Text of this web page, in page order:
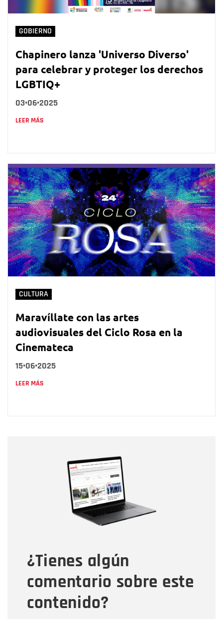
GOBIERNO
Chapinero lanza 'Universo Diverso'
para celebrar y proteger los derechos
LGBTIQ+
03•06•2025
LEER MÁS
CULTURA
Maravíllate con las artes
audiovisuales del Ciclo Rosa en la
Cinemateca
15•06•2025
LEER MÁS
¿Tienes algún
comentario sobre este
contenido?
Correo electrónico
Tipo de comentario
Mensaje